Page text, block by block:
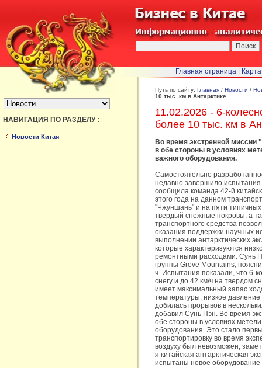
БЫСТРЫЙ ПЕРЕХОД :
НАВИГАЦИЯ ПО РАЗДЕЛУ :
Новости Китая
Путь по сайту: Главная / Новости /
10 тыс. км в Антарктике
11.02.2026 - 6-
более 10 тыс. км в
Во время экстренной
в обе стороны в условиях
важного оборудования.
Самостоятельно
недавно завершило испытания
сообщила команда 42-й
этого года на данном
"Чжуншань" и на пяти типичных
твердый снежные покровы, а
транспортного средства
оказания поддержки научных
выполнении антарктических
которые характеризуются
ремонтными расходами. Сунь
группы Grove Mountains,
ч. Испытания показали, что 6-
снегу и до 42 км/ч на твердом
имеет максимальный запас
температуры, низкое
добилась прорывов в
добавил Сунь Пэн. Во время
обе стороны в условиях
оборудования. Это стало
транспортировку во время
воздуху был невозможен,
я китайская антарктическая
испытаны новое оборудование
Главная страница